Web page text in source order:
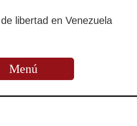
libertad en Venezuela
Menú